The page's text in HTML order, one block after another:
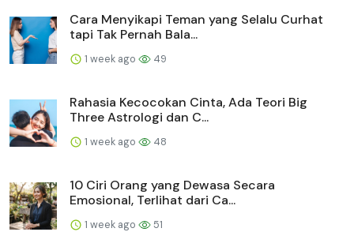
Cara Menyikapi Teman yang Selalu Curhat
tapi Tak Pernah Bala...
1 week ago 49
Rahasia Kecocokan Cinta, Ada Teori Big
Three Astrologi dan C...
1 week ago 48
10 Ciri Orang yang Dewasa Secara
Emosional, Terlihat dari Ca...
1 week ago 51